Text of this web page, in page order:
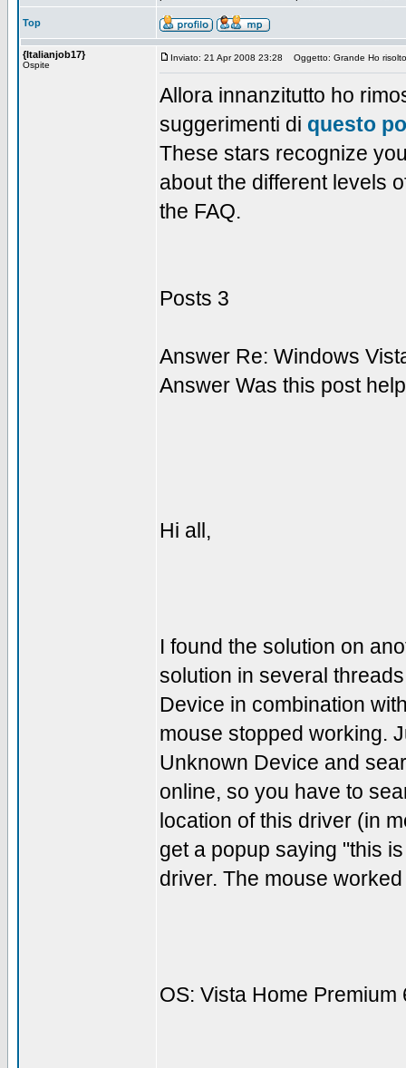
Top
{Italianjob17}
Ospite
Inviato: 21 Apr 2008 23:28 Oggetto: Grande Ho
Allora innanzitutto ho
suggerimenti di questo
These stars recognize
about the different levels
the FAQ.
Posts 3
Answer Re: Windows
Answer Was this post
Hi all,
I found the solution on
solution in several
Device in combination
mouse stopped working.
Unknown Device and
online, so you have to
location of this driver (in
get a popup saying "this
driver. The mouse
OS: Vista Home Premium